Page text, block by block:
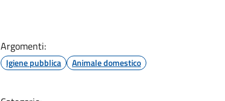
Argomenti:
Igiene pubblica Animale domestico